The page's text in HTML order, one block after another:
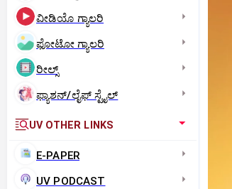
ವೀಡಿಯೊ ಗ್ಯಾಲರಿ
ಫೋಟೋ ಗ್ಯಾಲರಿ
ರೀಲ್ಸ್
ಫ್ಯಾಶನ್/ಲೈಫ್‌ ಸ್ಟೈಲ್
UV OTHER LINKS
E-PAPER
UV PODCAST